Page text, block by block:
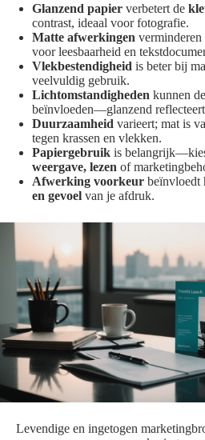
Glanzend papier verbetert de
contrast, ideaal voor fotografie.
Matte afwerkingen verminderen
voor leesbaarheid en
Vlekbestendigheid is beter bij
veelvuldig gebruik.
Lichtomstandigheden kunnen
beïnvloeden—glanzend
Duurzaamheid varieert; mat is
tegen krassen en vlekken.
Papiergebruik is
weergave, lezen of
Afwerking voorkeur beïnvloedt
en gevoel van je afdruk.
Levendige en ingetogen